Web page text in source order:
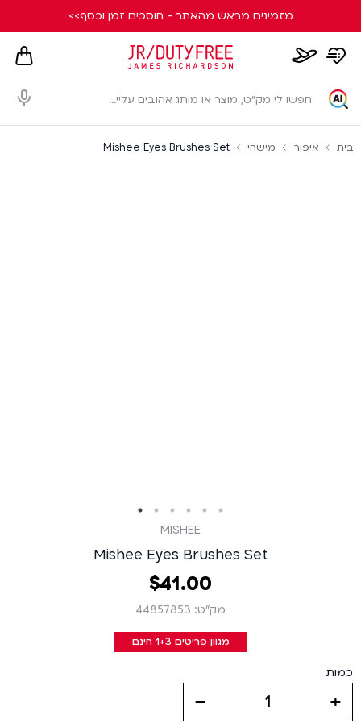
מזמינים מראש מהאתר - חוסכים זמן וכסף>>
whishlist
page
card
בית איפור מישהי Mishee Eyes Brushes Set
MISHEE
Mishee Eyes Brushes Set
41.00
‏
$
מק״ט: 44857853
מגוון פריטים 1+3 חינם
כמות